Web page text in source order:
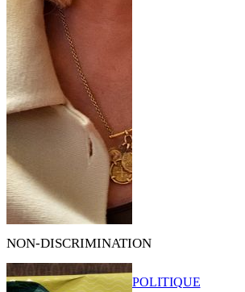
NON-DISCRIMINATION
POLITIQUE